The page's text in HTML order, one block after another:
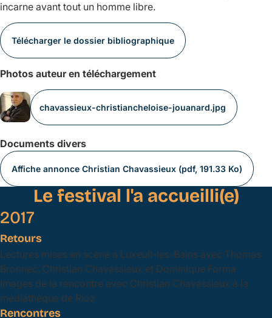
incarne avant tout un homme libre.
Télécharger le dossier bibliographique
Photos auteur en téléchargement
chavassieux-christiancheloise-jouanard.jpg
Documents divers
Affiche annonce Christian Chavassieux (pdf, 191.33 Ko)
Le festival l'a accueilli(e)
2017
Retours
Lectures mises en scène à Luxeuil-les-Bains avec Thomas
Bronnec, Christian Chavassieux et Dominique Forma
Images de la rencontre avec Christian Chavassieux à la
médiathèque de Rioz
Rencontres